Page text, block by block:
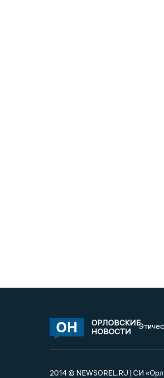
ОРЛОВСКИЕ
НОВОСТИ
2014 © NEWSOREL.RU | СИ